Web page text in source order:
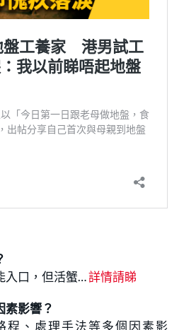
入口，但活蟹…詳情請睇
素影響？
程、處理手法等多個因素影